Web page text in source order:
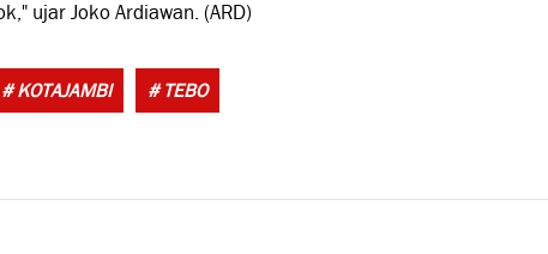
ujar Joko Ardiawan. (ARD)
# KOTAJAMBI # TEBO